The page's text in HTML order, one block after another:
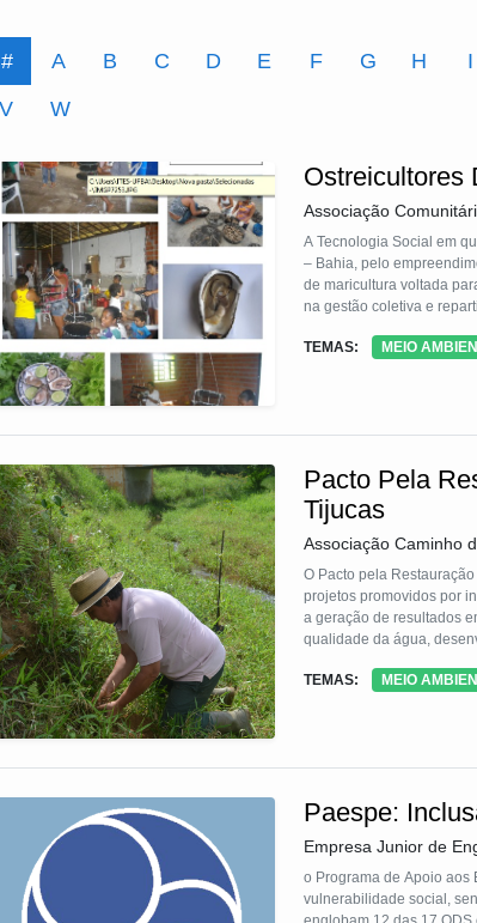
# A B C D E F G H I
V
W
Ostreicultores
Associação
A Tecnologia Social em
– Bahia, pelo
de maricultura voltada
na gestão coletiva e
até atingirem o tamanho
TEMAS: MEIO
Pacto Pela
Tijucas
Associação Caminho
O Pacto pela
projetos promovidos por
a geração de resultados
qualidade da água,
Queimado, São João
TEMAS: MEIO
Paespe:
Empresa Junior de
o Programa de Apoio aos
vulnerabilidade social,